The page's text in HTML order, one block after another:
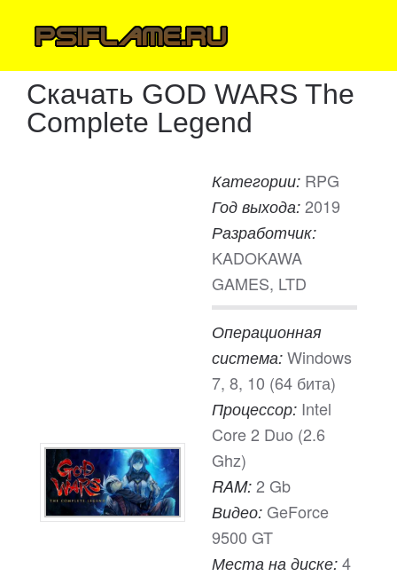
Скачать GOD WARS The
Complete Legend
Категории: RPG
Год выхода: 2019
Разработчик:
KADOKAWA
GAMES, LTD
Операционная
система: Windows
7, 8, 10 (64 бита)
Процессор: Intel
Core 2 Duo (2.6
Ghz)
RAM: 2 Gb
Видео: GeForce
9500 GT
Места на диске: 4